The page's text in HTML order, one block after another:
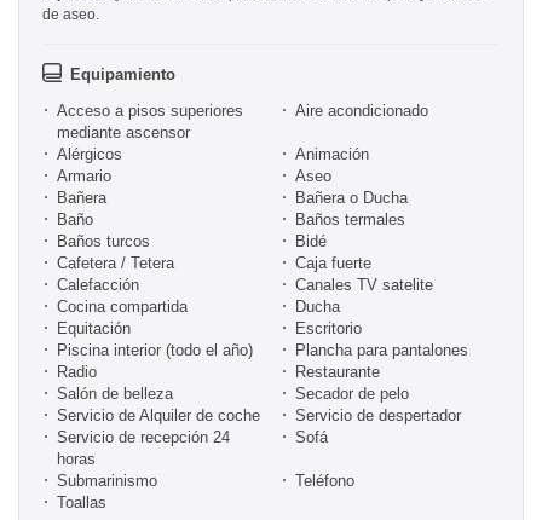
de aseo.
Equipamiento
Acceso a pisos superiores
mediante ascensor
Aire acondicionado
Alérgicos
Animación
Armario
Aseo
Bañera
Bañera o Ducha
Baño
Baños termales
Baños turcos
Bidé
Cafetera / Tetera
Caja fuerte
Calefacción
Canales TV satelite
Cocina compartida
Ducha
Equitación
Escritorio
Piscina interior (todo el año)
Plancha para pantalones
Radio
Restaurante
Salón de belleza
Secador de pelo
Servicio de Alquiler de coche
Servicio de despertador
Servicio de recepción 24
horas
Sofá
Submarinismo
Teléfono
Toallas